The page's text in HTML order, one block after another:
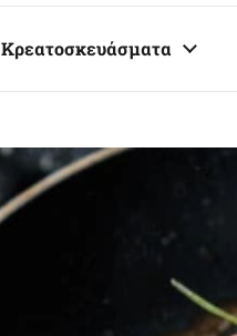
Κρεατοσκευάσματα